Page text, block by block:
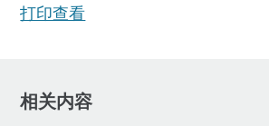
打印查看
相关内容